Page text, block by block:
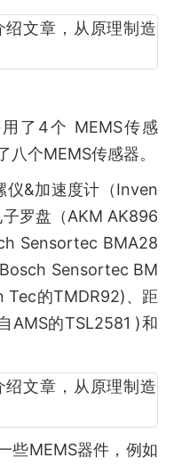
了4个 MEMS传感
个MEMS传感器。
仪&加速度计（Inven
罗盘（AKM AK896
Sensortec BMA28
Sensortec BM
Tec的TMDR92)、距
AMS的TSL2581 )和
些MEMS器件，例如